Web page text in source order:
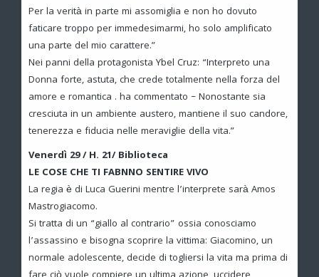
Per la verità in parte mi assomiglia e non ho dovuto
faticare troppo per immedesimarmi, ho solo amplificato
una parte del mio carattere.”
Nei panni della protagonista Ybel Cruz: “Interpreto una
Donna forte, astuta, che crede totalmente nella forza del
amore e romantica . ha commentato – Nonostante sia
cresciuta in un ambiente austero, mantiene il suo candore,
tenerezza e fiducia nelle meraviglie della vita.”
Venerdì 29 / H. 21/ Biblioteca
LE COSE CHE TI FABNNO SENTIRE VIVO
La regia è di Luca Guerini mentre l’interprete sarà Amos
Mastrogiacomo.
Si tratta di un “giallo al contrario” ossia conosciamo
l’assassino e bisogna scoprire la vittima: Giacomino, un
normale adolescente, decide di togliersi la vita ma prima di